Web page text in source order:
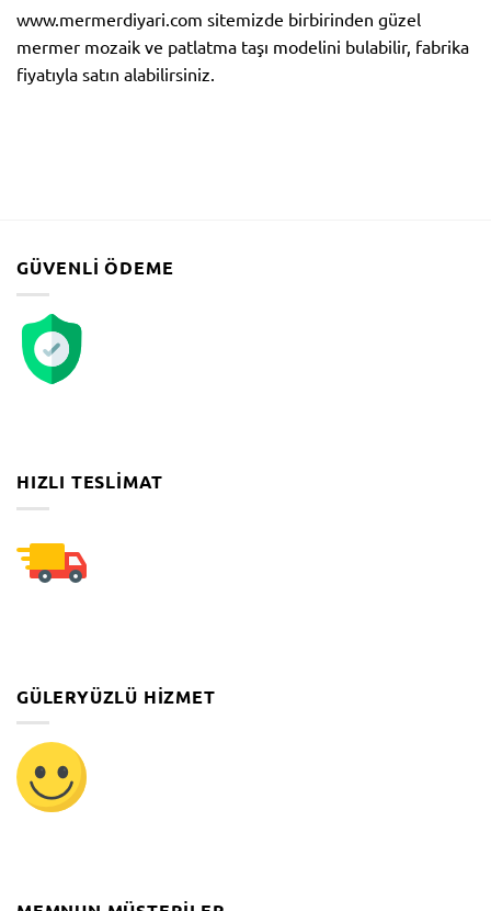
www.mermerdiyari.com sitemizde birbirinden güzel
mermer mozaik ve patlatma taşı modelini bulabilir, fabrika
fiyatıyla satın alabilirsiniz.
GÜVENLI ÖDEME
HIZLI TESLIMAT
GÜLERYÜZLÜ HIZMET